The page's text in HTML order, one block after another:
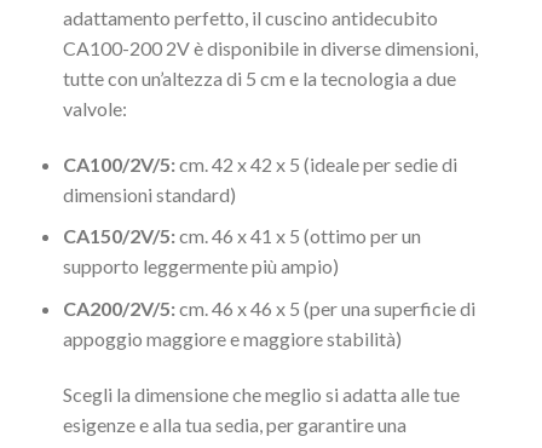
adattamento perfetto, il cuscino antidecubito
CA100-200 2V è disponibile in diverse dimensioni,
tutte con un’altezza di 5 cm e la tecnologia a due
valvole:
CA100/2V/5:cm. 42 x 42 x 5 (ideale per sedie di
dimensioni standard)
CA150/2V/5:cm. 46 x 41 x 5 (ottimo per un
supporto leggermente più ampio)
CA200/2V/5:cm. 46 x 46 x 5 (per una superficie di
appoggio maggiore e maggiore stabilità)
Scegli la dimensione che meglio si adatta alle tue
esigenze e alla tua sedia, per garantire una